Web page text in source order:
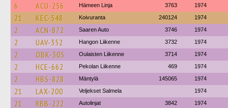
6 ACU-256 Hämeen Linja 3763 1974
21 KEC-548 Koivuranta 240124 1974
2 ACN-872 Saaren Auto 3746 1974
2 UAV-352 Hangon Liikenne 3732 1974
2 OBK-305 Oulaisten Liikenne 3714 1974
2 HCE-662 Pekolan Liikenne 469 1974
2 HBS-828 Mäntylä 145065 1974
21 LAX-200 Veljekset Salmela 1974
21 RBB-222 Autolinjat 3842 1974